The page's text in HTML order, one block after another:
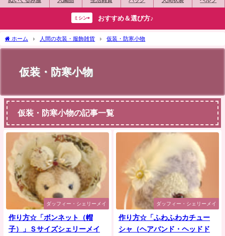
ミシン⇨ おすすめ＆選び方♪
ホーム 人間の衣装・服飾雑貨 仮装・防寒小物
仮装・防寒小物
仮装・防寒小物の記事一覧
ダッフィー・シェリーメイ
作り方☆「ボンネット（帽
子）」Ｓサイズシェリーメイ
ダッフィー・シェリーメイ
作り方☆「ふわふわカチュー
シャ（ヘアバンド・ヘッドド